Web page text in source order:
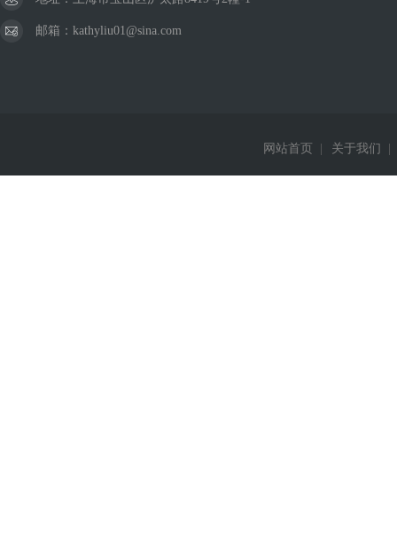
邮箱：kathyliu01@sina.com
网站首页 关于我们